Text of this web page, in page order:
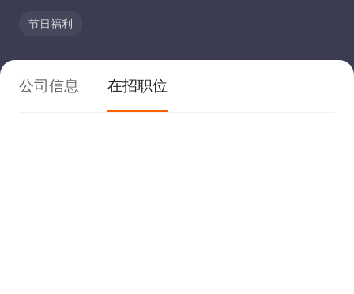
节日福利
公司信息 在招职位